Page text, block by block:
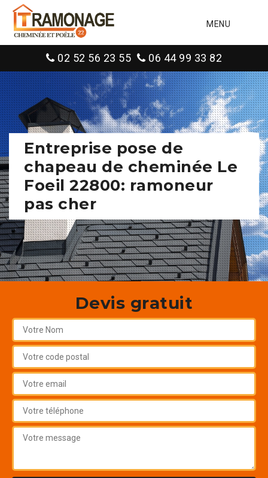
MENU
02 52 56 23 55 06 44 99 33 82
Entreprise pose de
chapeau de cheminée Le
Foeil 22800: ramoneur
pas cher
Devis gratuit